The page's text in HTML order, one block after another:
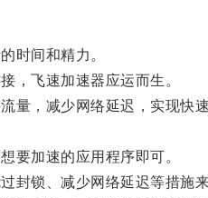
时间和精力。
飞速加速器应运而生。
，减少网络延迟，实现快
加速的应用程序即可。
锁、减少网络延迟等措施来